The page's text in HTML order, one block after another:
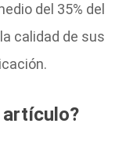
del 35% del
calidad de sus
artículo?